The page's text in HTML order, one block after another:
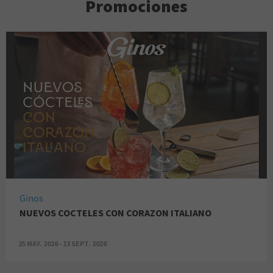
Promociones
Ginos
NUEVOS COCTELES CON CORAZON ITALIANO
25 MAY. 2026 - 13 SEPT. 2026